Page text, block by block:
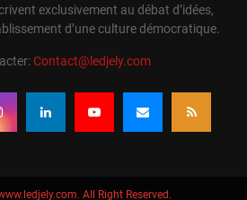
exclusivement au débat d’idées,
d’une culture démocratique.
Contact@ledjely.com
All Right Reserved.